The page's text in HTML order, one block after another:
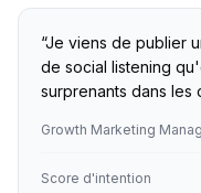
“Je viens de publier
de social listening
surprenants dans les
Growth Marketing
Score d'intention